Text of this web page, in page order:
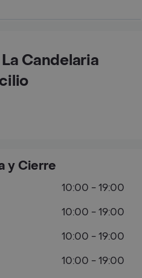
Candelaria
y Cierre
10:00 - 19:00
10:00 - 19:00
10:00 - 19:00
10:00 - 19:00